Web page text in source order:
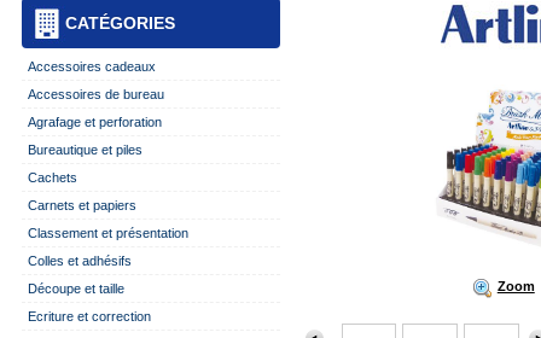
CATÉGORIES
Accessoires cadeaux
Accessoires de bureau
Agrafage et perforation
Bureautique et piles
Cachets
Carnets et papiers
Classement et présentation
Colles et adhésifs
Découpe et taille
Ecriture et correction
Zoom